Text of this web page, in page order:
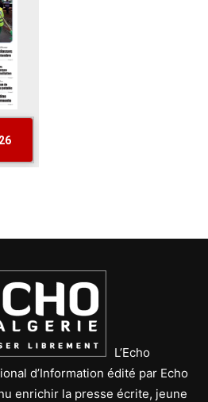
L’Echo
d’Information édité par Echo
enrichir la presse écrite, jeune